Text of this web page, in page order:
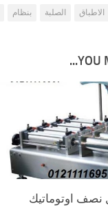
الاطباق الصلبة بنظام
YOU
نصف اوتوماتيك